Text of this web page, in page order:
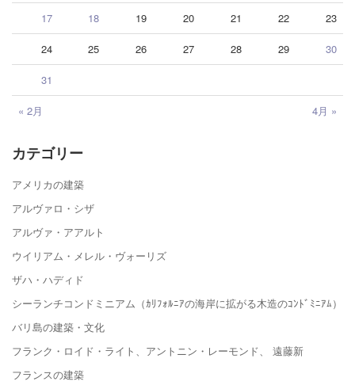
« 2月 4月 »
17 18 19 20 21 22 23
24 25 26 27 28 29 30
31
カテゴリー
アメリカの建築
アルヴァロ・シザ
アルヴァ・アアルト
ウイリアム・メレル・ヴォーリズ
ザハ・ハディド
シーランチコンドミニアム（ｶﾘﾌｫﾙﾆｱの海岸に拡がる木造のｺﾝﾄﾞﾐﾆｱﾑ）
バリ島の建築・文化
フランク・ロイド・ライト、アントニン・レーモンド、 遠藤新
フランスの建築